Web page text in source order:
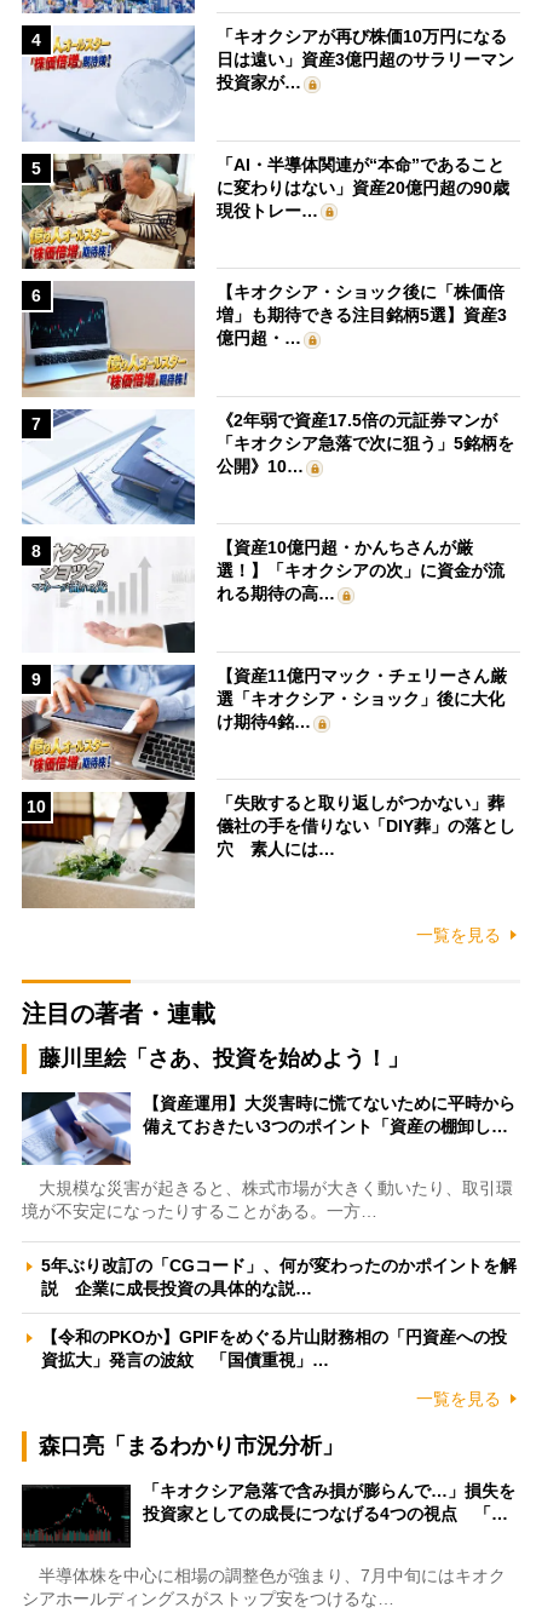
4
「キオクシアが再び株価10万円になる
日は遠い」資産3億円超のサラリーマン
投資家が…
5
「AI・半導体関連が“本命”であること
に変わりはない」資産20億円超の90歳
現役トレー…
6
【キオクシア・ショック後に「株価倍
増」も期待できる注目銘柄5選】資産3
億円超・…
7
《2年弱で資産17.5倍の元証券マンが
「キオクシア急落で次に狙う」5銘柄を
公開》10…
8
【資産10億円超・かんちさんが厳
選！】「キオクシアの次」に資金が流
れる期待の高…
9
【資産11億円マック・チェリーさん厳
選「キオクシア・ショック」後に大化
け期待4銘…
10
「失敗すると取り返しがつかない」葬
儀社の手を借りない「DIY葬」の落とし
穴 素人には…
一覧を見る
注目の著者・連載
藤川里絵「さあ、投資を始めよう！」
【資産運用】大災害時に慌てないために平時から
備えておきたい3つのポイント「資産の棚卸し…
大規模な災害が起きると、株式市場が大きく動いたり、取引環
境が不安定になったりすることがある。一方…
5年ぶり改訂の「CGコード」、何が変わったのかポイントを解
説 企業に成長投資の具体的な説…
【令和のPKOか】GPIFをめぐる片山財務相の「円資産への投
資拡大」発言の波紋 「国債重視」…
一覧を見る
森口亮「まるわかり市況分析」
「キオクシア急落で含み損が膨らんで…」損失を
投資家としての成長につなげる4つの視点 「…
半導体株を中心に相場の調整色が強まり、7月中旬にはキオク
シアホールディングスがストップ安をつけるな…